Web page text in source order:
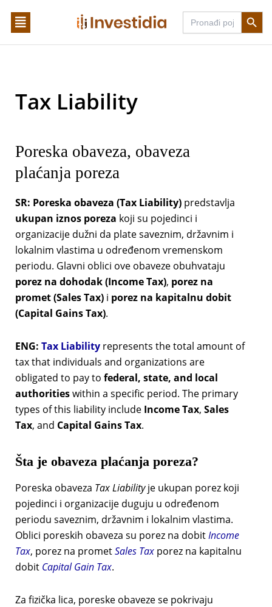
Search
for:
Search
Tax Liability
Poreska obaveza, obaveza
plaćanja poreza
SR: Poreska obaveza (Tax Liability)predstavlja
ukupan iznos poreza koji su pojedinci i
organizacije dužni da plate saveznim, državnim i
lokalnim vlastima u određenom vremenskom
periodu. Glavni oblici ove obaveze obuhvataju
porez na dohodak (Income Tax), porez na
promet (Sales Tax)i porez na kapitalnu dobit
(Capital Gains Tax).
ENG: Tax Liabilityrepresents the total amount of
tax that individuals and organizations are
obligated to pay to federal, state, and local
authoritieswithin a specific period. The primary
types of this liability include Income Tax, Sales
Tax, and Capital Gains Tax.
Šta je obaveza plaćanja poreza?
Poreska obaveza Tax Liabilityje ukupan porez koji
pojedinci i organizacije duguju u određenom
periodu saveznim, državnim i lokalnim vlastima.
Oblici poreskih obaveza su porez na dobitIncome
Tax, porez na prometSales Taxporez na kapitalnu
dobit Capital Gain Tax.
Za fizička lica, poreske obaveze se pokrivaju